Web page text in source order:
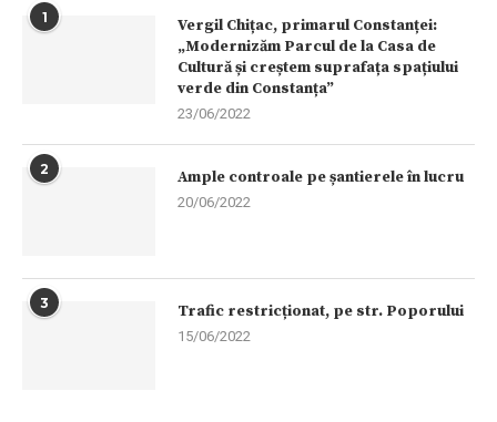
1
Vergil Chițac, primarul Constanței:
„Modernizăm Parcul de la Casa de
Cultură și creștem suprafața spațiului
verde din Constanța”
23/06/2022
2 Ample controale pe șantierele în lucru
20/06/2022
3 Trafic restricționat, pe str. Poporului
15/06/2022